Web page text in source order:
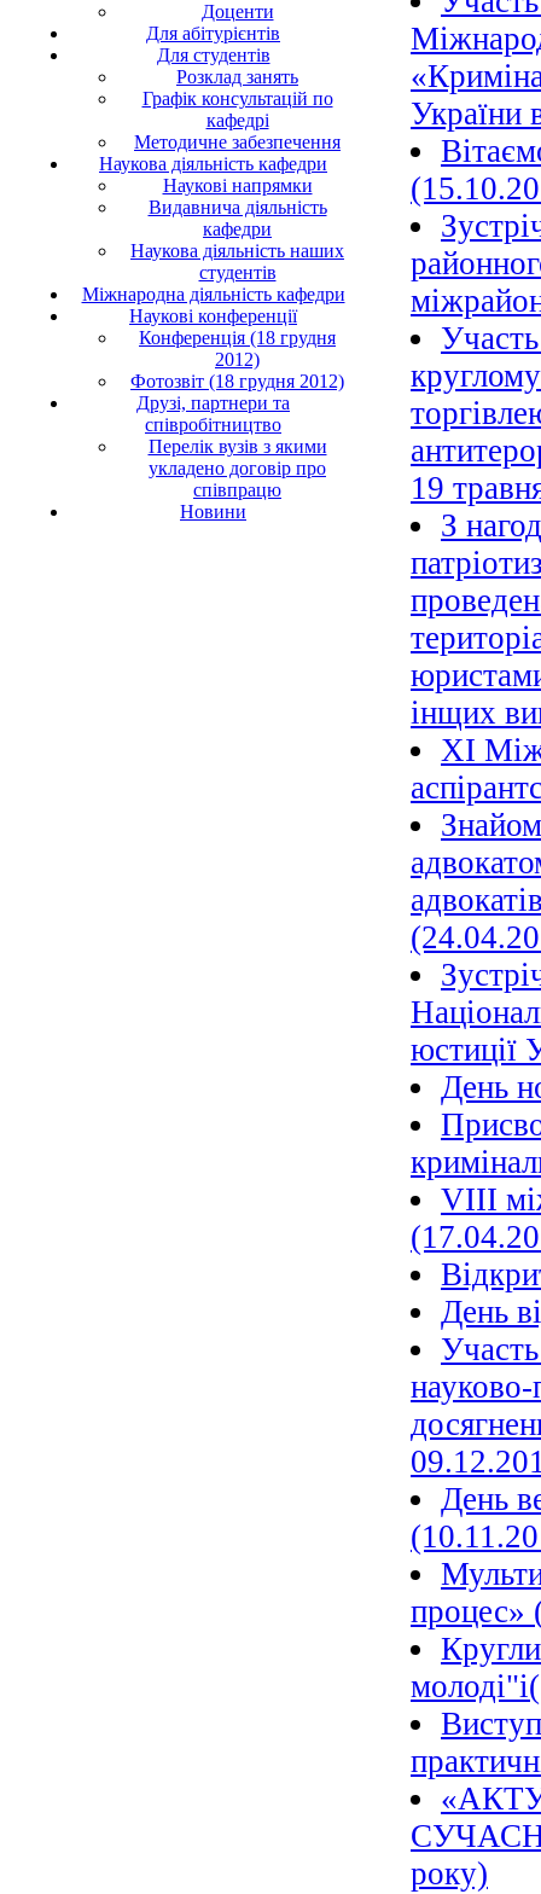
Доценти
Для абітурієнтів
Для студентів
Розклад занять
Графік консультацій по
кафедрі
Методичне забезпечення
Наукова діяльність кафедри
Наукові напрямки
Видавнича діяльність
кафедри
Наукова діяльність наших
студентів
Міжнародна діяльність кафедри
Наукові конференції
Конференція (18 грудня
2012)
Фотозвіт (18 грудня 2012)
Друзі, партнери та
співробітництво
Перелік вузів з якими
укладено договір про
співпрацю
Новини
України
19
З
інщих
ХІ
юстиції
День
VIII
День
науково-
День
процес»
року)